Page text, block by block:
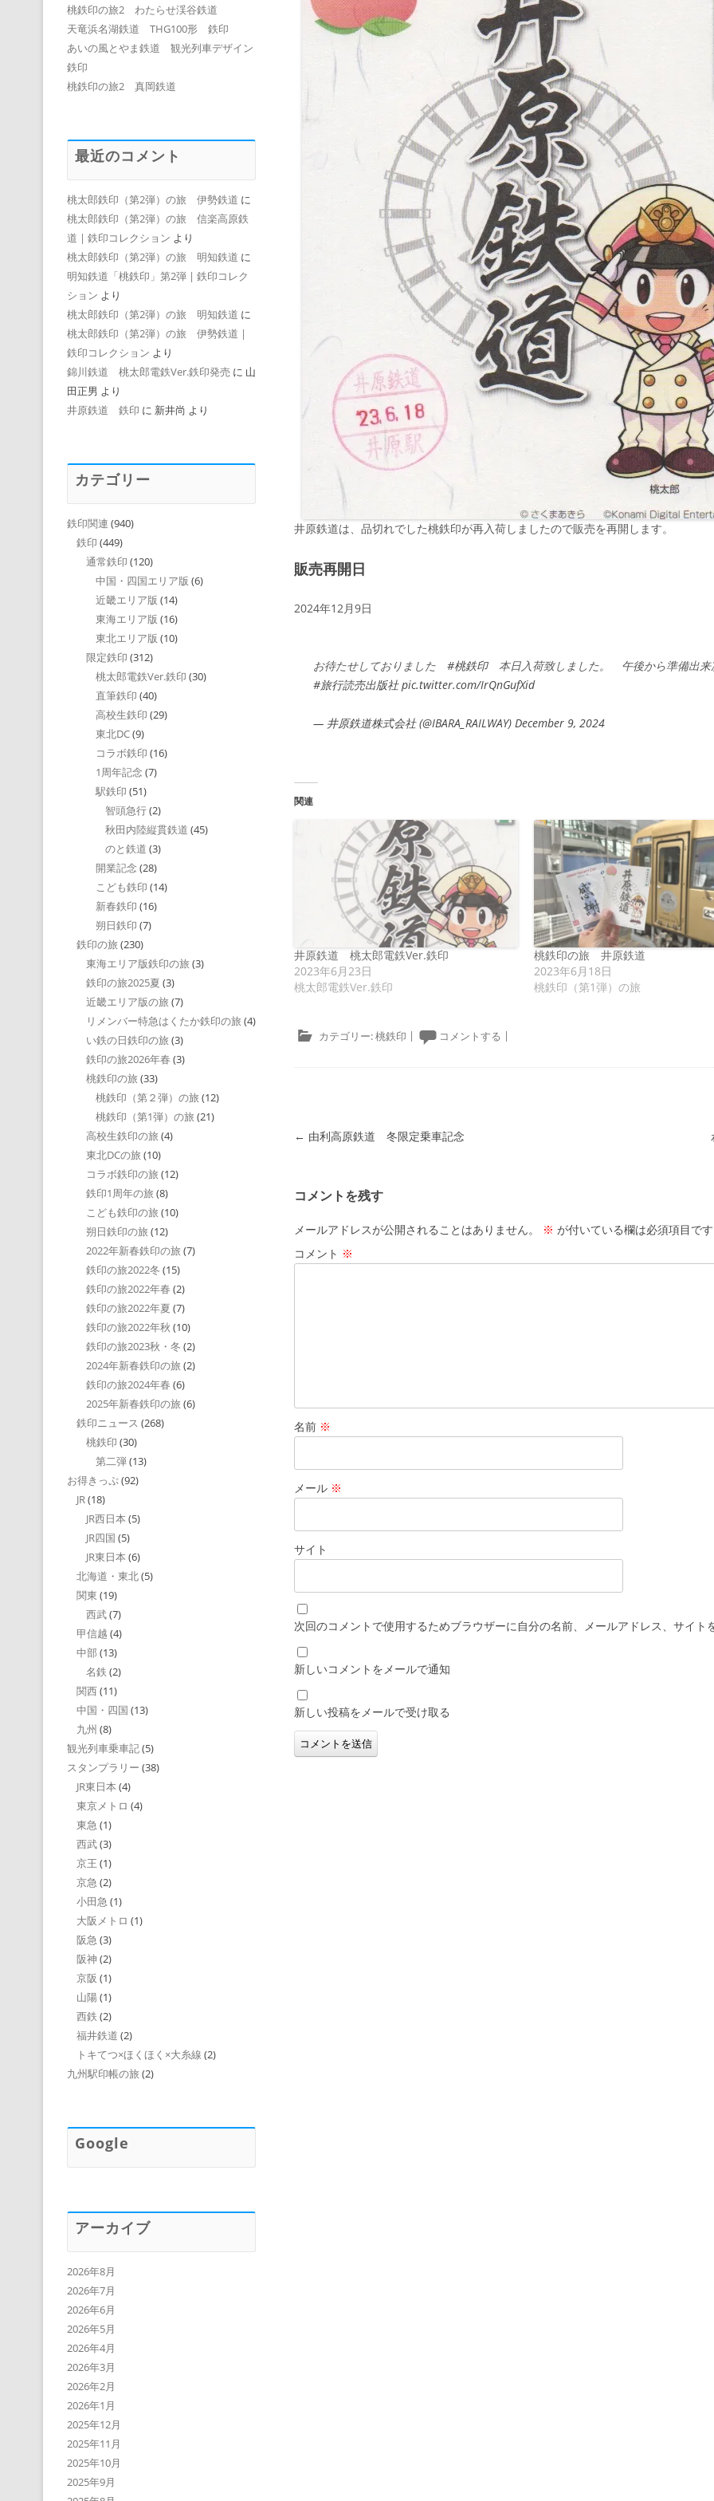
井原鉄道は、品切れでした桃鉄印が再入荷しましたので販売を再開します。
販売再開日
2024年12月9日
お待たせしておりました#桃鉄印本日入荷致しました。 午後から準備出来
#旅行読売出版社 pic.twitter.com/IrQnGufXid
— 井原鉄道株式会社 (@IBARA_RAILWAY)December 9, 2024
関連
井原鉄道 桃太郎電鉄Ver.鉄印
2023年6月23日
桃太郎電鉄Ver.鉄印
桃鉄印の旅 井原鉄道
2023年6月18日
桃鉄印（第1弾）の旅
カテゴリー:桃鉄印 | コメントする |
投稿ナビゲーション
← 由利高原鉄道 冬限定乗車記念
コメントを残す
メールアドレスが公開されることはありません。 ※ が付いている欄は必須項目です
コメント ※
名前 ※
メール ※
サイト
次回のコメントで使用するためブラウザーに自分の名前、メールアドレス、サイト
新しいコメントをメールで通知
新しい投稿をメールで受け取る
桃鉄印の旅2 わたらせ渓谷鉄道
天竜浜名湖鉄道 THG100形 鉄印
あいの風とやま鉄道 観光列車デザイン
鉄印
桃鉄印の旅2 真岡鉄道
最近のコメント
桃太郎鉄印（第2弾）の旅 伊勢鉄道 に
桃太郎鉄印（第2弾）の旅 信楽高原鉄
道 | 鉄印コレクション より
桃太郎鉄印（第2弾）の旅 明知鉄道 に
明知鉄道「桃鉄印」第2弾 | 鉄印コレク
ション より
桃太郎鉄印（第2弾）の旅 明知鉄道 に
桃太郎鉄印（第2弾）の旅 伊勢鉄道 |
鉄印コレクション より
錦川鉄道 桃太郎電鉄Ver.鉄印発売 に 山
田正男 より
井原鉄道 鉄印 に 新井尚 より
カテゴリー
鉄印関連 (940)
鉄印 (449)
通常鉄印 (120)
中国・四国エリア版 (6)
近畿エリア版 (14)
東海エリア版 (16)
東北エリア版 (10)
限定鉄印 (312)
桃太郎電鉄Ver.鉄印 (30)
直筆鉄印 (40)
高校生鉄印 (29)
東北DC(9)
コラボ鉄印 (16)
1周年記念 (7)
駅鉄印 (51)
智頭急行(2)
秋田内陸縦貫鉄道 (45)
のと鉄道 (3)
開業記念 (28)
こども鉄印 (14)
新春鉄印 (16)
朔日鉄印 (7)
鉄印の旅 (230)
東海エリア版鉄印の旅 (3)
鉄印の旅2025夏 (3)
近畿エリア版の旅 (7)
リメンバー特急はくたか鉄印の旅 (4)
い鉄の日鉄印の旅 (3)
鉄印の旅2026年春 (3)
桃鉄印の旅 (33)
桃鉄印（第２弾）の旅 (12)
桃鉄印（第1弾）の旅 (21)
高校生鉄印の旅 (4)
東北DCの旅 (10)
コラボ鉄印の旅 (12)
鉄印1周年の旅 (8)
こども鉄印の旅 (10)
朔日鉄印の旅 (12)
2022年新春鉄印の旅 (7)
鉄印の旅2022冬 (15)
鉄印の旅2022年春 (2)
鉄印の旅2022年夏 (7)
鉄印の旅2022年秋 (10)
鉄印の旅2023秋・冬 (2)
2024年新春鉄印の旅 (2)
鉄印の旅2024年春 (6)
2025年新春鉄印の旅 (6)
鉄印ニュース (268)
桃鉄印 (30)
第二弾(13)
お得きっぷ(92)
JR(18)
JR西日本 (5)
JR四国 (5)
JR東日本 (6)
北海道・東北(5)
関東 (19)
西武(7)
甲信越 (4)
中部 (13)
名鉄 (2)
関西(11)
中国・四国 (13)
九州 (8)
観光列車乗車記(5)
スタンプラリー (38)
JR東日本 (4)
東京メトロ (4)
東急 (1)
西武(3)
京王 (1)
京急 (2)
小田急 (1)
大阪メトロ (1)
阪急 (3)
阪神 (2)
京阪 (1)
山陽 (1)
西鉄 (2)
福井鉄道 (2)
トキてつ×ほくほく×大糸線 (2)
九州駅印帳の旅 (2)
Google
アーカイブ
2026年8月
2026年7月
2026年6月
2026年5月
2026年4月
2026年3月
2026年2月
2026年1月
2025年12月
2025年11月
2025年10月
2025年9月